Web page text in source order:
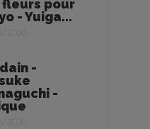
fleurs pour
- Yuiga...
2026
-
-
2026